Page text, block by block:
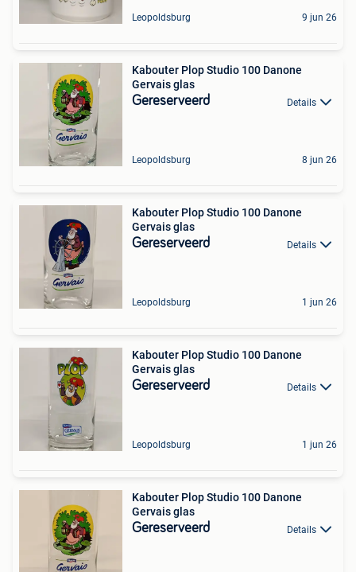
Leopoldsburg 9 jun 26
Kabouter Plop Studio 100 Danone
Gervais glas
Gereserveerd Details
Leopoldsburg 8 jun 26
Kabouter Plop Studio 100 Danone
Gervais glas
Gereserveerd Details
Leopoldsburg 1 jun 26
Kabouter Plop Studio 100 Danone
Gervais glas
Gereserveerd Details
Leopoldsburg 1 jun 26
Kabouter Plop Studio 100 Danone
Gervais glas
Gereserveerd Details